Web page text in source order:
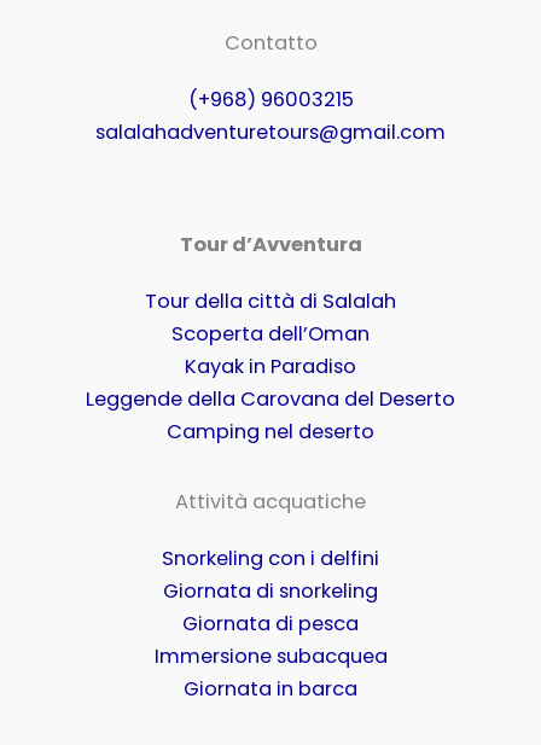
Contatto
(+968) 96003215
salalahadventuretours@gmail.com
Tour d’Avventura
Tour della città di Salalah
Scoperta dell’Oman
Kayak in Paradiso
Leggende della Carovana del Deserto
Camping nel deserto
Attività acquatiche
Snorkeling con i delfini
Giornata di snorkeling
Giornata di pesca
Immersione subacquea
Giornata in barca